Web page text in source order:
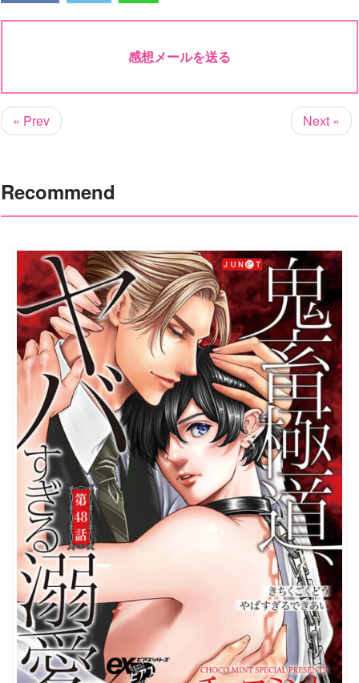
感想メールを送る
« Prev Next »
Recommend